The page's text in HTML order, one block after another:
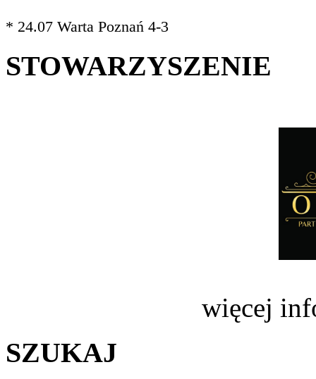
* 24.07 Warta Poznań 4-3
STOWARZYSZENIE
więcej
SZUKAJ